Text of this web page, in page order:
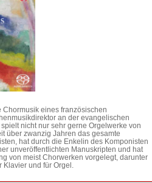
Chormusik eines französischen
an der evangelischen
nicht nur sehr gerne Orgelwerke von
über zwanzig Jahren das gesamte
hat durch die Enkelin des Komponisten
unveröffentlichten Manuskripten und hat
von meist Chorwerken vorgelegt, darunter
und für Orgel.